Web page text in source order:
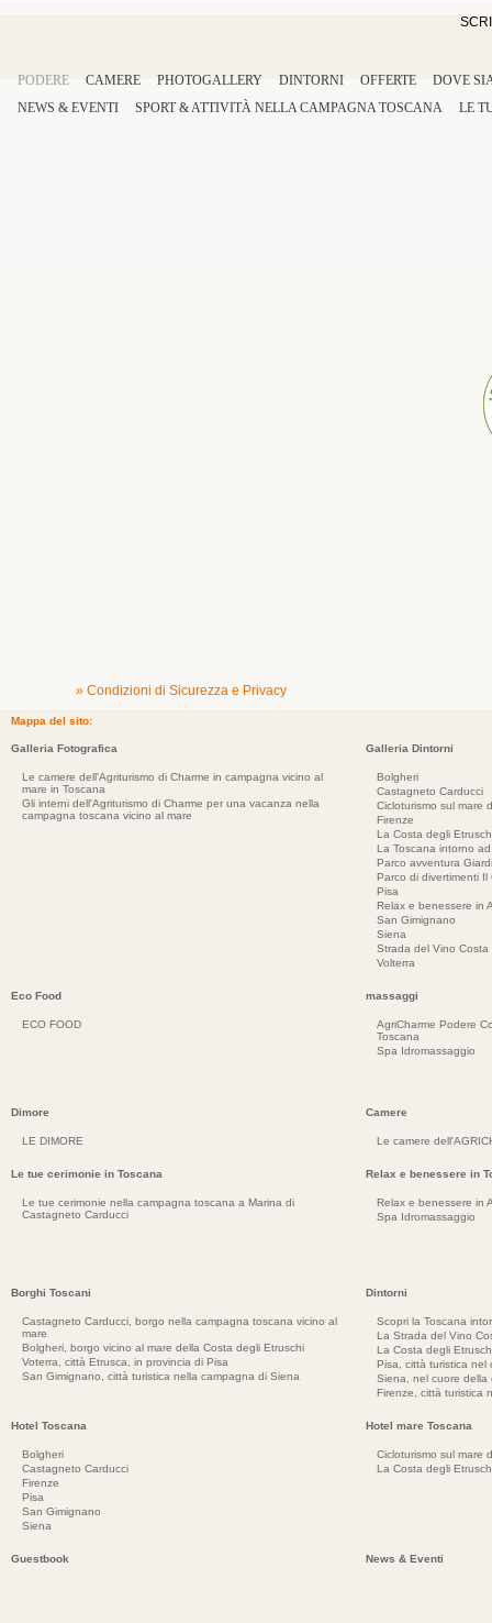
PODERE CAMERE PHOTOGALLERY DINTORNI OFFERTE
DOVE
NEWS & EVENTI
SPORT&ATTIVITÀ NELLACAMPAGNA TOSCANA LE
» Condizioni di Sicurezza e Privacy
Mappa del sito:
Galleria Fotografica
Le camere dell'Agriturismo di Charme in campagna vicino al
mare in Toscana
Gli interni dell'Agriturismo di Charme per una vacanza nella
campagna toscana vicino al mare
Galleria Dintorni
Bolgheri
Castagneto Carducci
Cicloturismo sul mare
Firenze
La Costa degli
La Toscana intorno
Parco avventura
Parco di divertimenti Il
Pisa
Relax e benessere in
San Gimignano
Siena
Strada del Vino Costa
Volterra
Eco Food
ECO FOOD
massaggi
AgriCharme Podere
Toscana
Spa Idromassaggio
Dimore
LE DIMORE
Camere
Le camere
Le tue cerimonie in Toscana
Le tue cerimonie nella campagna toscana a Marina di
Castagneto Carducci
Relax e benessere in
Relax e benessere in
Spa Idromassaggio
Borghi Toscani
Castagneto Carducci, borgo nella campagna toscana vicino al
mare
Bolgheri, borgo vicino al mare della Costa degli Etruschi
Voterra, città Etrusca, in provincia di Pisa
San Gimignano, città turistica nella campagna di Siena
Dintorni
Scopri la Toscana
La Strada del Vino
La Costa degli
Pisa, città turistica nel
Siena, nel cuore della
Firenze, città turistica
Hotel Toscana
Bolgheri
Castagneto Carducci
Firenze
Pisa
San Gimignano
Siena
Hotel mare Toscana
Cicloturismo sul mare
La Costa degli
Guestbook News & Eventi